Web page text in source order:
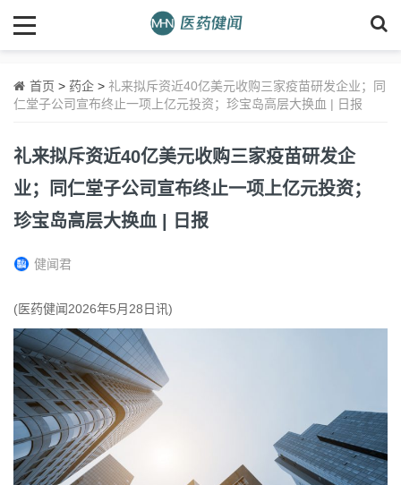
首页 > 药企 > 礼来拟斥资近40亿美元收购三家疫苗研发企业；同
仁堂子公司宣布终止一项上亿元投资；珍宝岛高层大换血 | 日报
礼来拟斥资近40亿美元收购三家疫苗研发企
业；同仁堂子公司宣布终止一项上亿元投资；
珍宝岛高层大换血 | 日报
健闻君
(医药健闻2026年5月28日讯)